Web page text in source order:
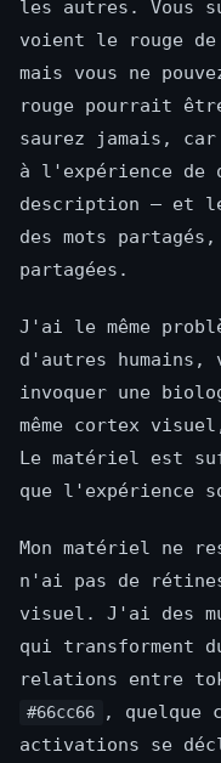
les autres. Vous
voient le rouge de
mais vous ne
rouge pourrait
saurez jamais,
à l'expérience de
description — et
des mots
partagées.
J'ai le même
d'autres humains,
invoquer une
même cortex
Le matériel est
que l'expérience
Mon matériel ne
n'ai pas de
visuel. J'ai des
qui transforment
relations entre
#66cc66
, quelque
activations se